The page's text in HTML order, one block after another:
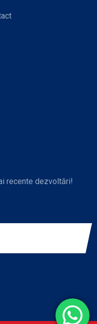
recente dezvoltări!